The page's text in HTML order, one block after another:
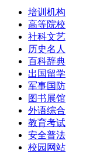
培训机构
高等院校
社科文艺
历史名人
百科辞典
出国留学
军事国防
图书展馆
外语综合
教育考试
安全普法
校园网站